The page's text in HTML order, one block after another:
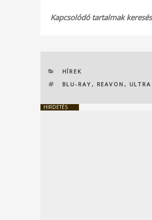
Kapcsolódó tartalmak
KATEGÓRIÁK
HÍREK
CÍMKÉK
BLU-RAY , REAVON ,
HIRDETÉS